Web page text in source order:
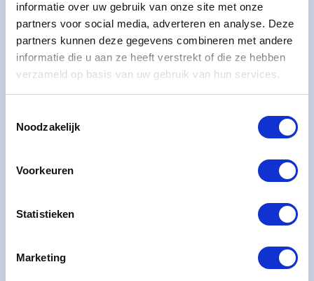
informatie over uw gebruik van onze site met onze
partners voor social media, adverteren en analyse. Deze
partners kunnen deze gegevens combineren met andere
informatie die u aan ze heeft verstrekt of die ze hebben
verzameld op basis van uw gebruik van hun services.
Noodzakelijk
Voorkeuren
Statistieken
Marketing
Eiken steektrap, compleet met
leuning en balustrade
Project: Massieve Eiken Trap met Bijpassende
LEES MEER